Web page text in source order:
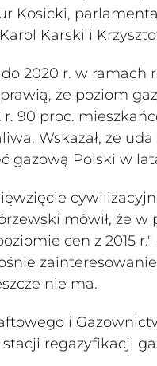
Kosicki,
Karski i
2020 r. w
że poziom
90 proc.
Wskazał, że
gazową Polski w
mówił, że w
cen z 2015
nie ma.
i
regazyfikacji